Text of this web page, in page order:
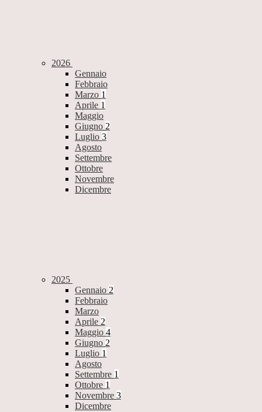
2026
Gennaio
Febbraio
Marzo 1
Aprile 1
Maggio
Giugno 2
Luglio 3
Agosto
Settembre
Ottobre
Novembre
Dicembre
2025
Gennaio 2
Febbraio
Marzo
Aprile 2
Maggio 4
Giugno 2
Luglio 1
Agosto
Settembre 1
Ottobre 1
Novembre 3
Dicembre